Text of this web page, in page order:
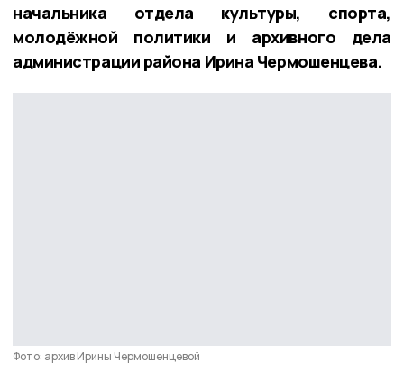
начальника отдела культуры, спорта,
молодёжной политики и архивного дела
администрации района Ирина Чермошенцева.
Фото: архив Ирины Чермошенцевой